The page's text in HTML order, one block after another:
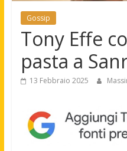
Gossip
Tony Effe
pasta a
13 Febbraio 2025